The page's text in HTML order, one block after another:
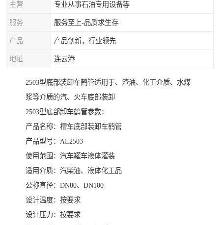
主营 专业从事石油专用设备等
服务 服务至上-品质求生存
产品 产品创新，行业领先
地址 连云港
2503型底部装卸车鹤管适用于、渣油、化工介质、水煤
浆等介质的汽、火车底部装卸
2503型底部卸车鹤管参数：
产品名称：槽车底部装卸车鹤管
产品型号：AL2503
使用范围：汽车罐车液体灌装
适用介质：汽柴油、液体化工品
公称直径：DN80、DN100
设计温度：按要求
设计压力：按要求